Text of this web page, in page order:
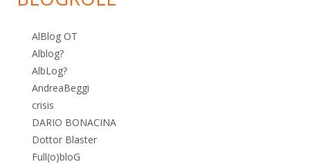
AlBlog OT
Alblog?
AlbLog?
AndreaBeggi
crisis
DARIO BONACINA
Dottor Blaster
Full(o)bloG